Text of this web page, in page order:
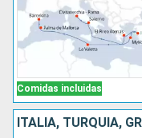
Comidas incluidas